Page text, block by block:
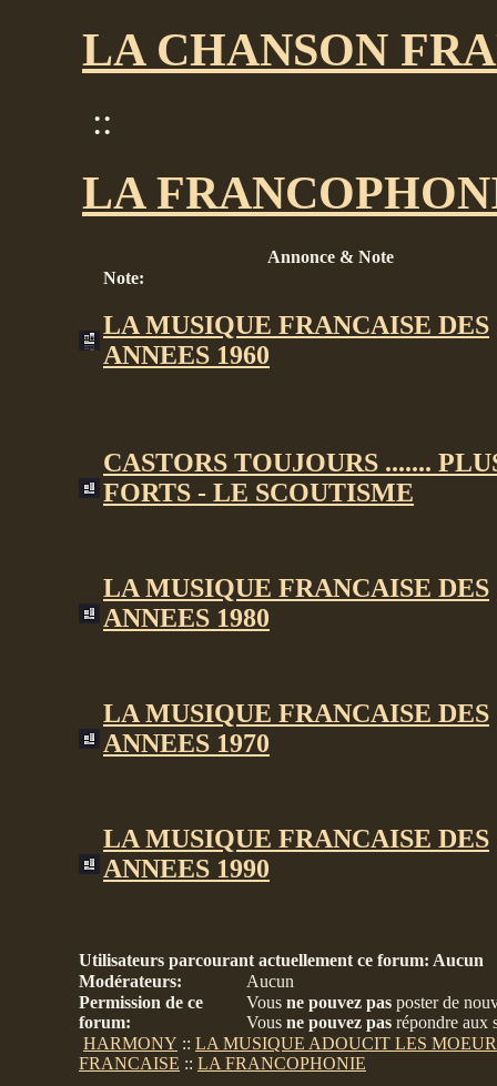
LA CHANSON
::
LA
Annonce & Note
Note:
LA MUSIQUE FRANCAISE DES
ANNEES 1960
CASTORS TOUJOURS .......
FORTS - LE SCOUTISME
LA MUSIQUE FRANCAISE DES
ANNEES 1980
LA MUSIQUE FRANCAISE DES
ANNEES 1970
LA MUSIQUE FRANCAISE DES
ANNEES 1990
Utilisateurs parcourant actuellement ce forum: Aucun
Modérateurs:
Aucun
Permission de ce
forum:
Vous ne pouvez pas poster de
Vous ne pouvez pas répondre aux
HARMONY :: LA MUSIQUE ADOUCIT LES
FRANCAISE :: LA FRANCOPHONIE